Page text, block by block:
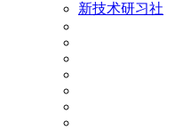
新技术研习社